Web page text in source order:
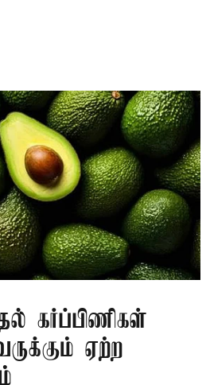
கர்ப்பிணிகள்
ஏற்ற